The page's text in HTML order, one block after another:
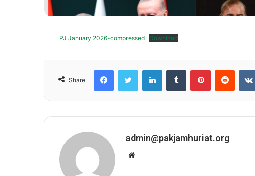
PJ January 2026-compressed Download
Share
FacebookTwitter LinkedInTumblr PinterestReddit
admin@pakjamhuriat.org
Website